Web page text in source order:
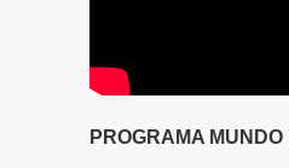
PROGRAMA